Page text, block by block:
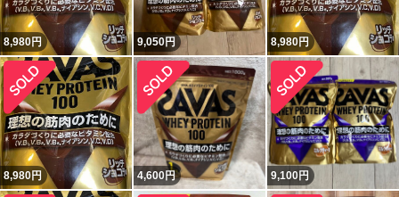
8,980円 9,050円 8,980円
8,980円 4,600円 9,100円